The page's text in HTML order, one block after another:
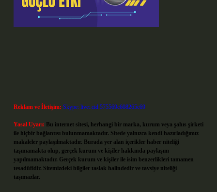
Reklam ve İletişim: Skype: live:.cid.575569c608265c69
Yasal Uyarı: Bu internet sitesi, herhangi bir marka, kurum veya şahıs şirketi
ile hiçbir bağlantısı bulunmamaktadır. Sitede yalnızca kendi hazırladığımız
makaleler paylaşılmaktadır. Burada yer alan içerikler haber niteliği
taşımamakta olup, gerçek kurum ve kişiler hakkında paylaşım
yapılmamaktadır. Gerçek kurum ve kişiler ile isim benzerlikleri tamamen
tesadüfidir. Sitemizdeki bilgiler taslak halindedir ve tavsiye niteliği
taşımazlar.